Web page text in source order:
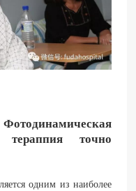
Фотодинамическая
тераппия точно
одним из наиболее